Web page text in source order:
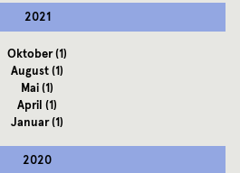
2021
Oktober(1)
August(1)
Mai(1)
April (1)
Januar(1)
2020